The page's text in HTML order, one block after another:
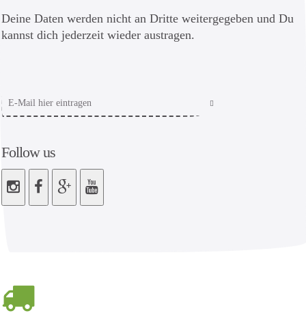
Deine Daten werden nicht an Dritte weitergegeben und Du
kannst dich jederzeit wieder austragen.
Follow us